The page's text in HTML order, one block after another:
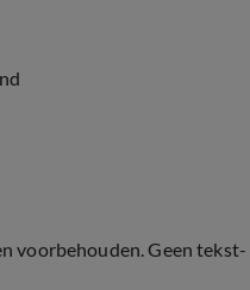
voorbehouden. Geen tekst-